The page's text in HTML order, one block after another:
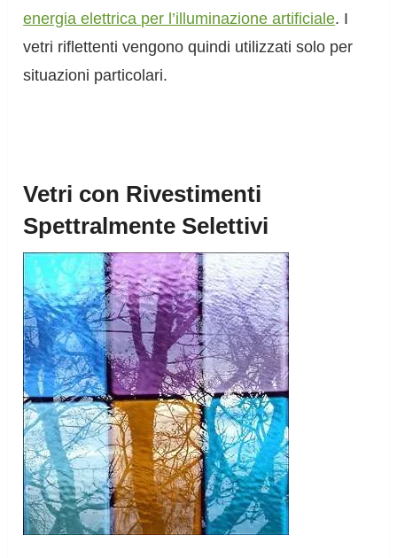
energia elettrica per l’illuminazione artificiale. I
vetri riflettenti vengono quindi utilizzati solo per
situazioni particolari.
Vetri con Rivestimenti
Spettralmente Selettivi